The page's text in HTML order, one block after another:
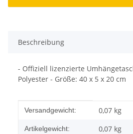
Beschreibung
- Offiziell lizenzierte
Polyester - Größe: 40 x 5 x 20 cm
Produkteigenschaft
Wert
Versandgewicht: 0,07 kg
Artikelgewicht: 0,07 kg